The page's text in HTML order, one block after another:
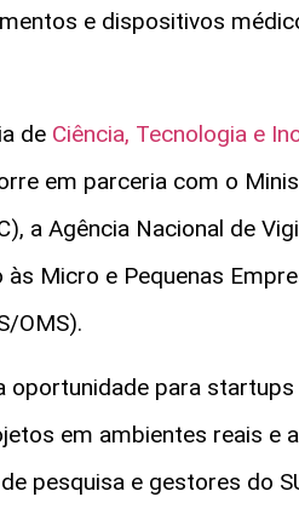
e dispositivos
de Ciência, Tecnologia e
em parceria com o
a Agência Nacional de
Micro e Pequenas
OMS).
oportunidade para
em ambientes reais e
pesquisa e gestores do